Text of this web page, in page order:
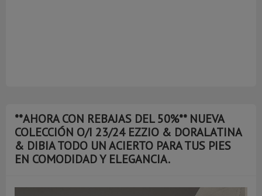
**AHORA CON REBAJAS DEL 50%** NUEVA
COLECCIÓN O/I 23/24 EZZIO & DORALATINA
& DIBIA TODO UN ACIERTO PARA TUS PIES
EN COMODIDAD Y ELEGANCIA.